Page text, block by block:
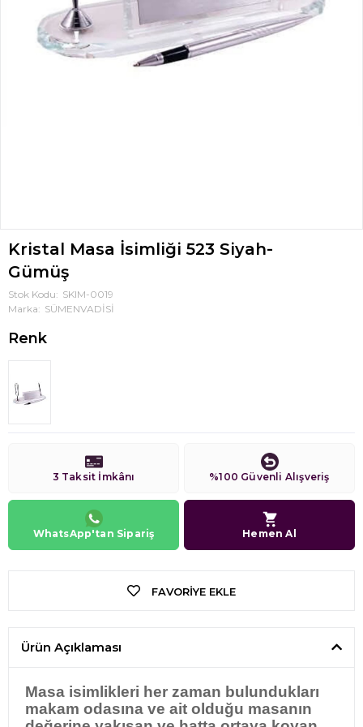
Kristal Masa İsimliği 523 Siyah-
Gümüş
Stok Kodu
SKIM-0019
Marka
SÜMENVADİSİ
Renk
3 Taksit İmkânı %100 Güvenli Alışveriş
WhatsApp'tan Sipariş Hemen Al
FAVORIYE EKLE
Ürün Açıklaması
Masa isimlikleri her zaman bulundukları
makam odasına ve ait olduğu masanın